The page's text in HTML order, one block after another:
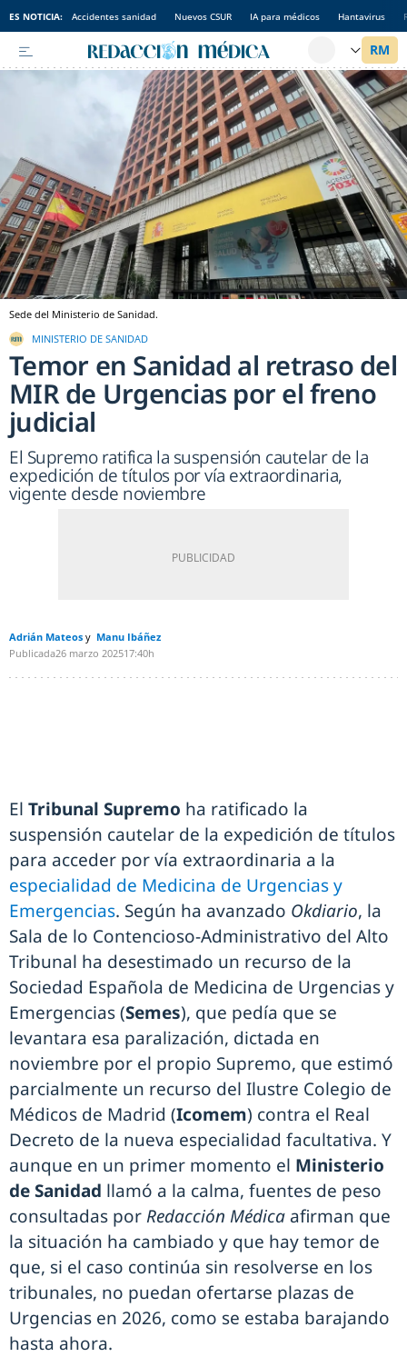
ES NOTICIA: Accidentes sanidad Nuevos CSUR IA para médicos Hantavirus
Sede del Ministerio de Sanidad.
MINISTERIO DE SANIDAD
Temor en Sanidad al retraso del
MIR de Urgencias por el freno
judicial
El Supremo ratifica la suspensión cautelar de la
expedición de títulos por vía extraordinaria,
vigente desde noviembre
Adrián Mateos
Manu Ibáñez
Publicada26 marzo 202517:40h
El Tribunal Supremo ha ratificado la
suspensión cautelar de la expedición de títulos
para acceder por vía extraordinaria a la
especialidad de Medicina de Urgencias y
Emergencias. Según ha avanzado Okdiario, la
Sala de lo Contencioso-Administrativo del Alto
Tribunal ha desestimado un recurso de la
Sociedad Española de Medicina de Urgencias y
Emergencias (Semes), que pedía que se
levantara esa paralización, dictada en
noviembre por el propio Supremo, que estimó
parcialmente un recurso del Ilustre Colegio de
Médicos de Madrid (Icomem) contra el Real
Decreto de la nueva especialidad facultativa. Y
aunque en un primer momento el Ministerio
de Sanidad llamó a la calma, fuentes de peso
consultadas porRedacción Médica afirman que
la situación ha cambiado y que hay temor de
que, si el caso continúa sin resolverse en los
tribunales, no puedan ofertarse plazas de
Urgencias en 2026, como se estaba barajando
hasta ahora.